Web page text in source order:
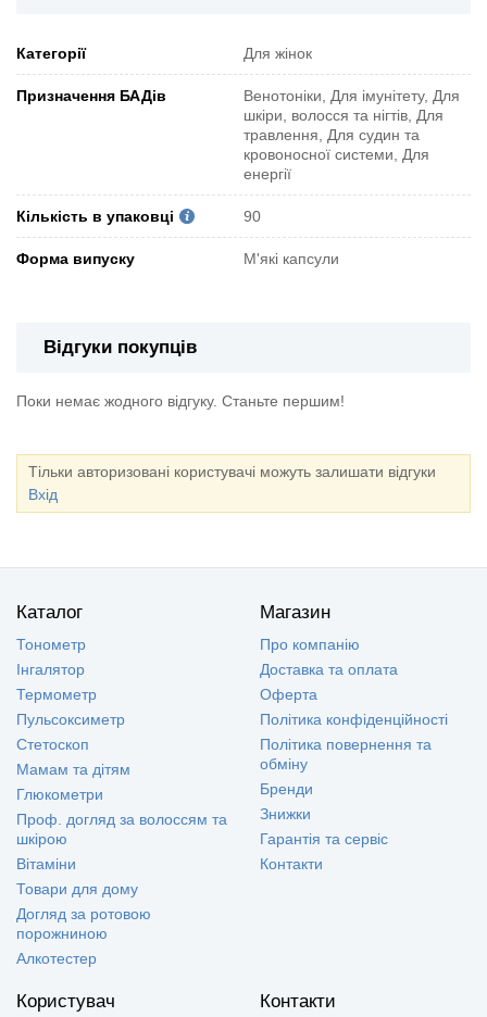
Категорії Для жінок
Призначення БАДів
Венотоніки, Для імунітету, Для
шкіри, волосся та нігтів, Для
травлення, Для судин та
кровоносної системи, Для
енергії
Кількість в упаковці 90
Форма випуску М'які капсули
Відгуки покупців
Поки немає жодного відгуку. Станьте першим!
Тільки авторизовані користувачі можуть залишати відгуки
Вхід
Каталог
Тонометр
Інгалятор
Термометр
Пульсоксиметр
Стетоскоп
Мамам та дітям
Глюкометри
Проф. догляд за волоссям та
шкірою
Вітаміни
Товари для дому
Догляд за ротовою
порожниною
Алкотестер
Магазин
Про компанію
Доставка та оплата
Оферта
Політика конфіденційності
Політика повернення та
обміну
Бренди
Знижки
Гарантія та сервіс
Контакти
Користувач Контакти